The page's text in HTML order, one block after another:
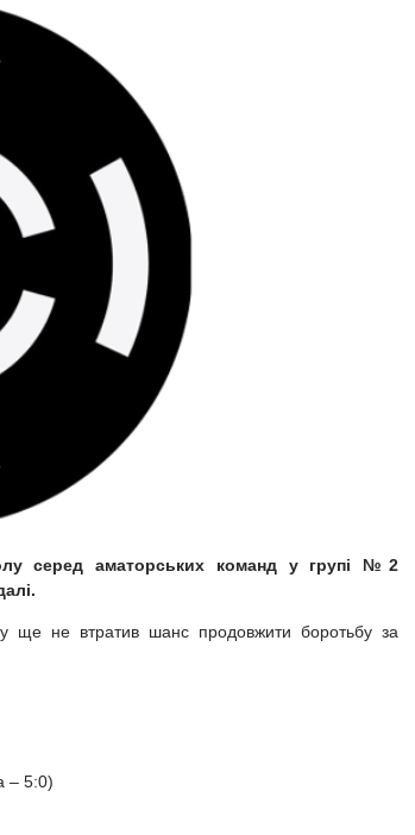
серед аматорських команд у групі №2
ще не втратив шанс продовжити боротьбу за
– 5:0)